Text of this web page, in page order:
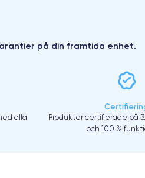
på din framtida enhet.
alla
Produkter certifierade på
och 100 %